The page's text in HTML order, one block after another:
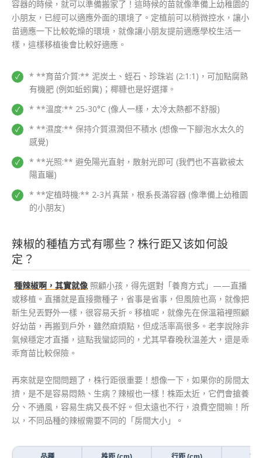
容器的時候，就可以準備搬家了！這時候的苗就像準備上幼稚園的
小朋友，已經可以適應外面的環境了。定植前可以稍微控水，讓小
苗適應一下比較乾燥的環境，就像讓小朋友提前適應學校生活一
樣，這樣移植後會比較好適應。
* **育苗介質:** 泥炭土、蛭石、珍珠岩 (2:1:1)，可加點腐熟
有機肥 (例如蚯蚓糞)；椰糠也是好選擇。
* **溫度:** 25-30°C (像人一樣，太冷太熱都不舒服)
* **濕度:** 保持介質濕潤但不積水 (想像一下腳泡水太久的
感覺)
* **光照:** 避免陽光直射，散射光即可 (我們也不喜歡被太
陽直曬)
* **定植時機:** 2-3片真葉，根系長滿容器 (像準備上幼稚園
的小朋友)
辣椒的種植方式有哪些？株行距又该如何設
定？
種辣椒啊，其實就像 照顧小孩，得先選對「養育方式」——直播
或移植。直播就是直接撒種子，省事是省事，但風險也高，就像把
新生兒丟野外一樣，很容易夭折。移植呢，就像先在保溫箱裡照顧
好幼苗，再搬到戶外，雖然麻煩點，但成活率高很多。老李說除非
氣候穩定才直播，這點我蠻認同的，尤其早春晚秋溫差大，還是乖
乖育苗比較保險。
再來就是空間問題了，株行距很重要！想像一下，如果你的房間太
擠，是不是容易悶熱、生病？辣椒也一樣！株距太近，它們會搶養
分、不通風，容易生病又長不好。但太遠也不行，浪費空間嘛！所
以，不同品種的辣椒需要不同的「房間大小」。